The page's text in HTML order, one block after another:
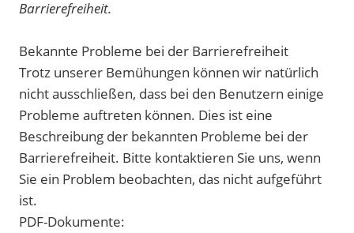
Barrierefreiheit.
Bekannte Probleme bei der Barrierefreiheit
Trotz unserer Bemühungen können wir natürlich
nicht ausschließen, dass bei den Benutzern einige
Probleme auftreten können. Dies ist eine
Beschreibung der bekannten Probleme bei der
Barrierefreiheit. Bitte kontaktieren Sie uns, wenn
Sie ein Problem beobachten, das nicht aufgeführt
ist.
PDF-Dokumente: